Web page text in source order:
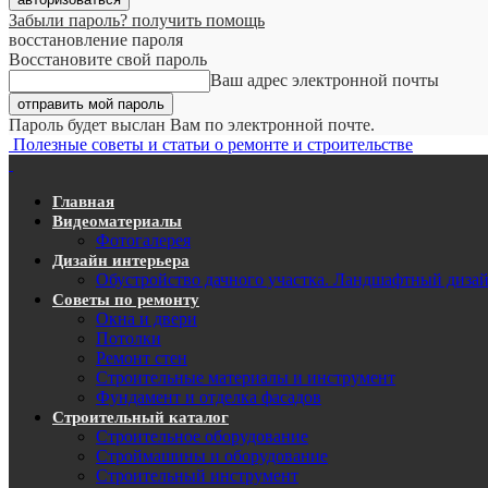
Забыли пароль? получить помощь
восстановление пароля
Восстановите свой пароль
Ваш адрес электронной почты
Пароль будет выслан Вам по электронной почте.
Полезные советы и статьи о ремонте и строительстве
Главная
Видеоматериалы
Фотогалерея
Дизайн интерьера
Обустройство дачного участка. Ландшафтный
Советы по ремонту
Окна и двери
Потолки
Ремонт стен
Строительные материалы и инструмент
Фундамент и отделка фасадов
Строительный каталог
Строительное оборудование
Строймашины и оборудование
Строительный инструмент